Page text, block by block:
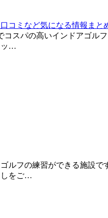
コミなど気になる情報まと
スパの高いインドアゴ
ッ…
ルフの練習ができる施設
しをご…